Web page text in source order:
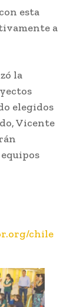
esta
a
la
elegidos
Vicente
chile